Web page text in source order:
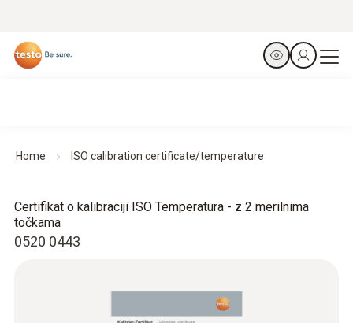
Home ISO calibration certificate/temperature
0520 0443
Certifikat o kalibraciji ISO Temperatura - z 2 merilnima
točkama